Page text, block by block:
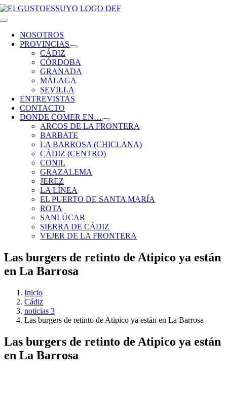
Saltar
al
Toggle
NavigationNOSOTROS
PROVINCIAS
CÁDIZ
CÓRDOBA
GRANADA
MÁLAGA
SEVILLA
ENTREVISTAS
CONTACTO
DONDE COMER EN…
ARCOS DE LA FRONTERA
BARBATE
LA BARROSA (CHICLANA)
CÁDIZ (CENTRO)
CONIL
GRAZALEMA
JEREZ
LA LÍNEA
EL PUERTO DE SANTA MARÍA
ROTA
SANLÚCAR
SIERRA DE CÁDIZ
VEJER DE LA FRONTERA
Las burgers de retinto de Atipico ya están
en La Barrosa
Inicio
Cádiz
noticias 3
Las burgers de retinto de Atipico ya están en La Barrosa
Las burgers de retinto de Atipico ya están
en La Barrosa